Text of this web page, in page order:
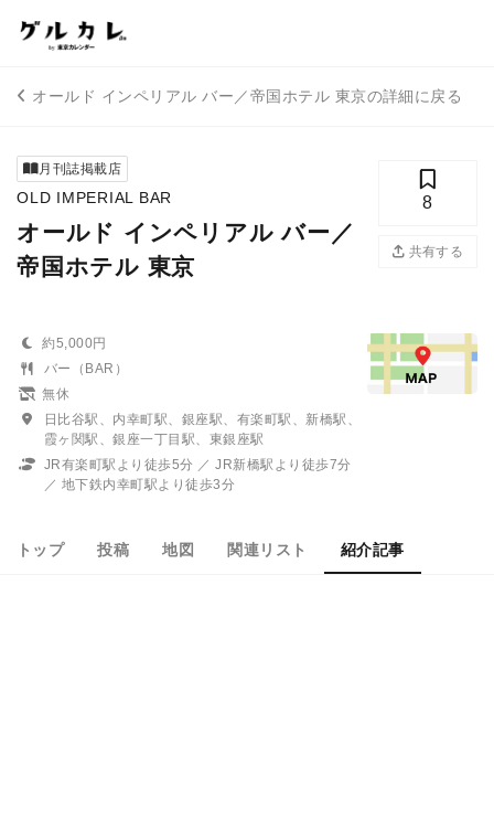
オールド インペリアル バー／帝国ホテル 東京の詳細に戻る
月刊誌掲載店
OLD IMPERIAL BAR
オールド インペリアル バー／
帝国ホテル 東京
8
共有する
約5,000円
バー（BAR）
無休
日比谷駅、内幸町駅、銀座駅、有楽町駅、新橋駅、
霞ヶ関駅、銀座一丁目駅、東銀座駅
JR有楽町駅より徒歩5分 ／ JR新橋駅より徒歩7分
／ 地下鉄内幸町駅より徒歩3分
トップ 投稿 地図 関連リスト 紹介記事